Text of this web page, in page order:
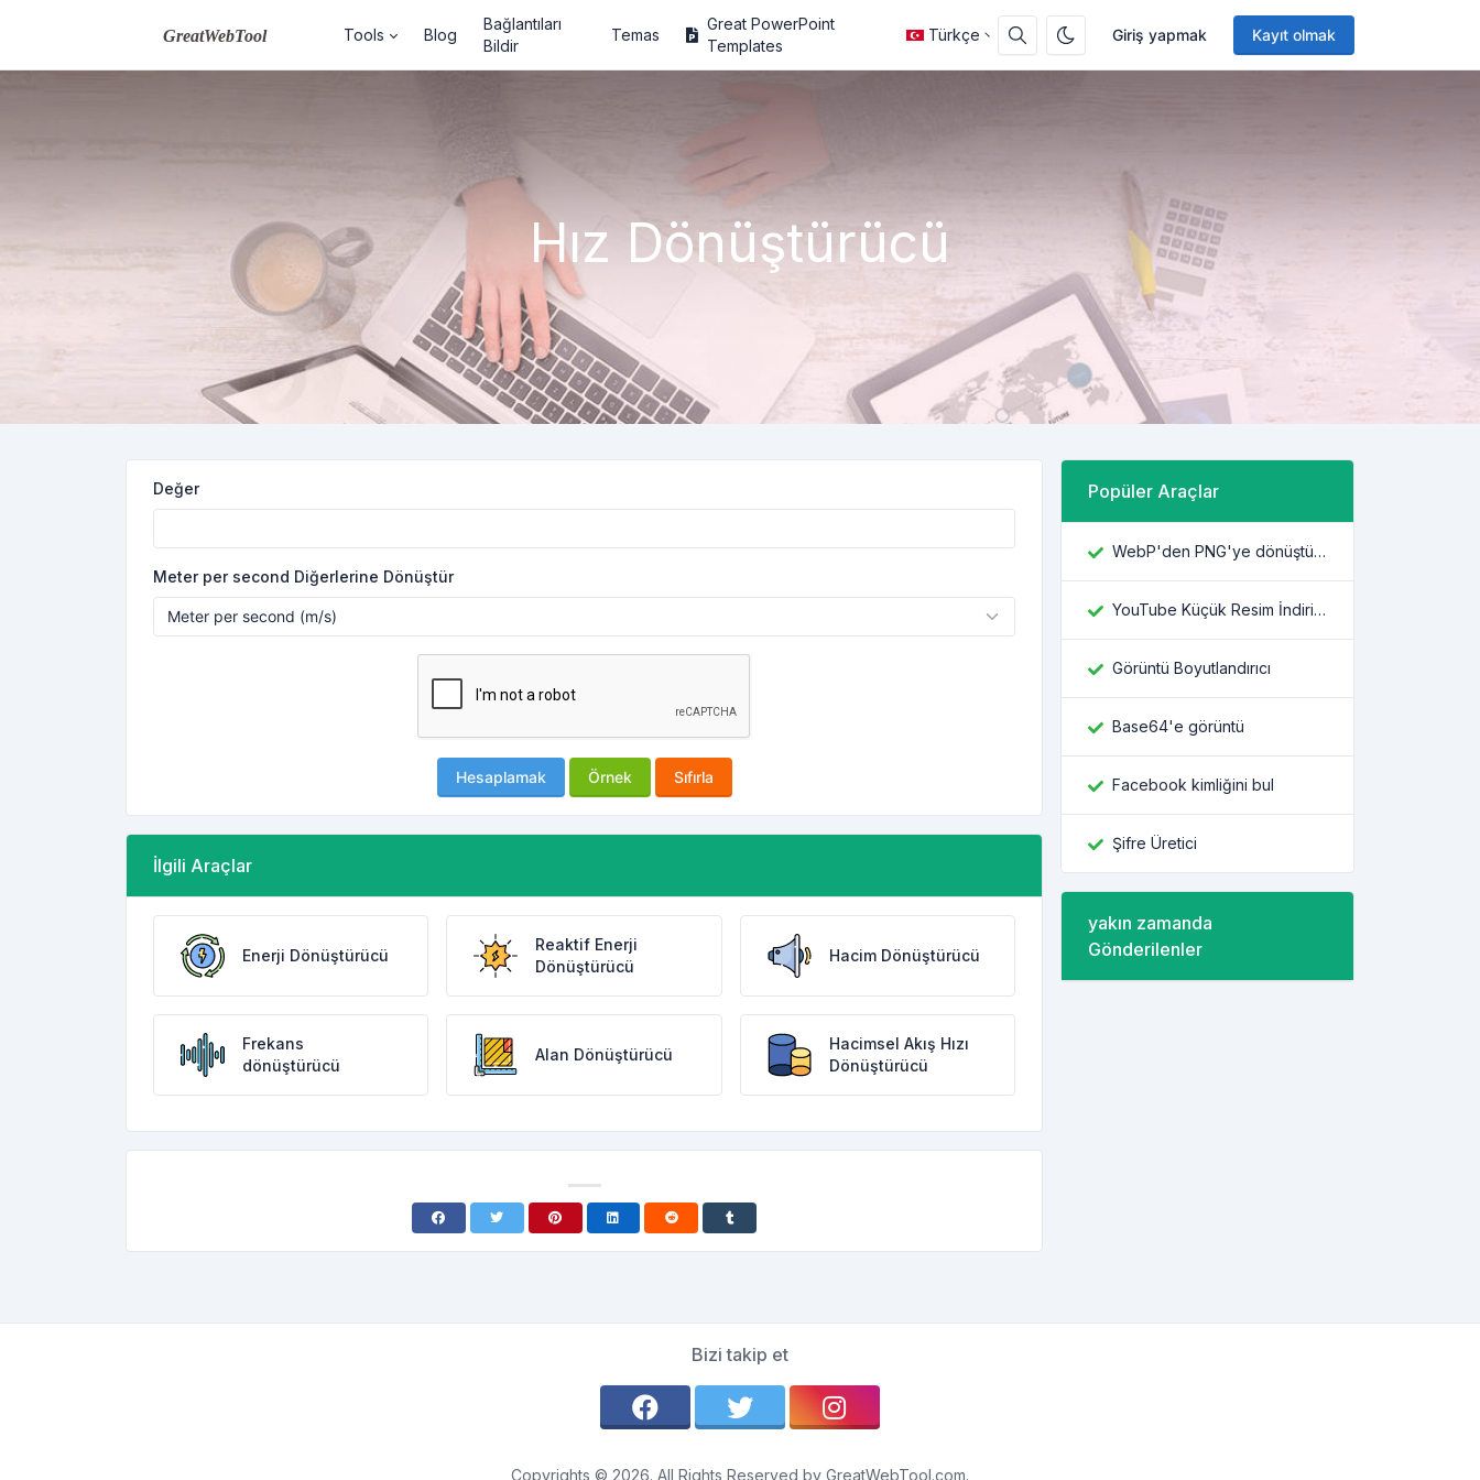
Giriş yapmak Kayıt olmak
Tools Blog
Bağlantıları
Bildir
Temas
Great PowerPoint
Templates
Türkçe
Hız Dönüştürücü
Değer
Meter per second Diğerlerine Dönüştür
Hesaplamak Örnek Sıfırla
İlgili Araçlar
Enerji Dönüştürücü
Reaktif Enerji
Dönüştürücü
Hacim Dönüştürücü
Frekans
dönüştürücü
Alan Dönüştürücü
Hacimsel Akış Hızı
Dönüştürücü
Popüler Araçlar
WebP'den PNG'ye dönüştürücü
YouTube Küçük Resim İndiricisi
Görüntü Boyutlandırıcı
Base64'e görüntü
Facebook kimliğini bul
Şifre Üretici
yakın zamanda
Gönderilenler
Bizi takip et
Copyrights © 2026. All Rights Reserved by GreatWebTool.com.